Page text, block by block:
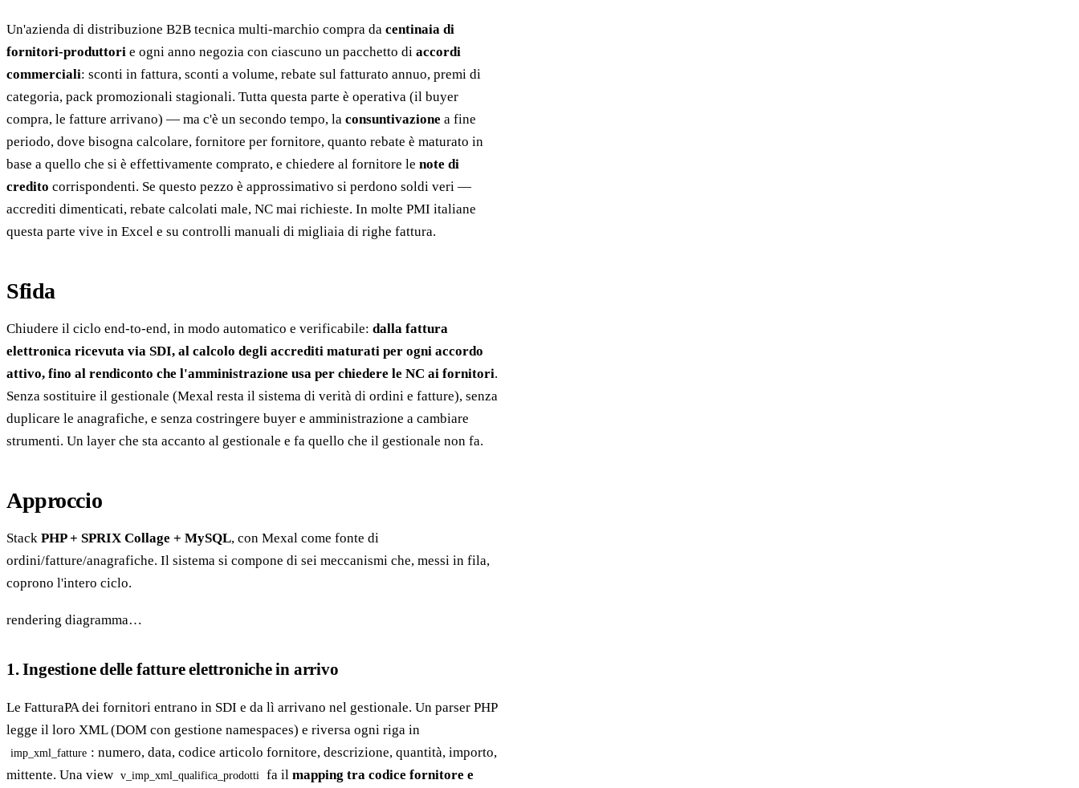
Un'azienda di distribuzione B2B tecnica multi-marchio compra da centinaia di
fornitori-produttori e ogni anno negozia con ciascuno un pacchetto di accordi
commerciali: sconti in fattura, sconti a volume, rebate sul fatturato annuo, premi di
categoria, pack promozionali stagionali. Tutta questa parte è operativa (il buyer
compra, le fatture arrivano) — ma c'è un secondo tempo, la consuntivazione a fine
periodo, dove bisogna calcolare, fornitore per fornitore, quanto rebate è maturato in
base a quello che si è effettivamente comprato, e chiedere al fornitore le note di
credito corrispondenti. Se questo pezzo è approssimativo si perdono soldi veri —
accrediti dimenticati, rebate calcolati male, NC mai richieste. In molte PMI italiane
questa parte vive in Excel e su controlli manuali di migliaia di righe fattura.
Sfida
Chiudere il ciclo end-to-end, in modo automatico e verificabile: dalla fattura
elettronica ricevuta via SDI, al calcolo degli accrediti maturati per ogni accordo
attivo, fino al rendiconto che l'amministrazione usa per chiedere le NC ai fornitori.
Senza sostituire il gestionale (Mexal resta il sistema di verità di ordini e fatture), senza
duplicare le anagrafiche, e senza costringere buyer e amministrazione a cambiare
strumenti. Un layer che sta accanto al gestionale e fa quello che il gestionale non fa.
Approccio
Stack PHP + SPRIX Collage + MySQL, con Mexal come fonte di
ordini/fatture/anagrafiche. Il sistema si compone di sei meccanismi che, messi in fila,
coprono l'intero ciclo.
rendering diagramma…
1. Ingestione delle fatture elettroniche in arrivo
Le FatturaPA dei fornitori entrano in SDI e da lì arrivano nel gestionale. Un parser PHP
legge il loro XML (DOM con gestione namespaces) e riversa ogni riga in
imp_xml_fatture : numero, data, codice articolo fornitore, descrizione, quantità, importo,
mittente. Una view v_imp_xml_qualifica_prodotti fa il mapping tra codice fornitore e